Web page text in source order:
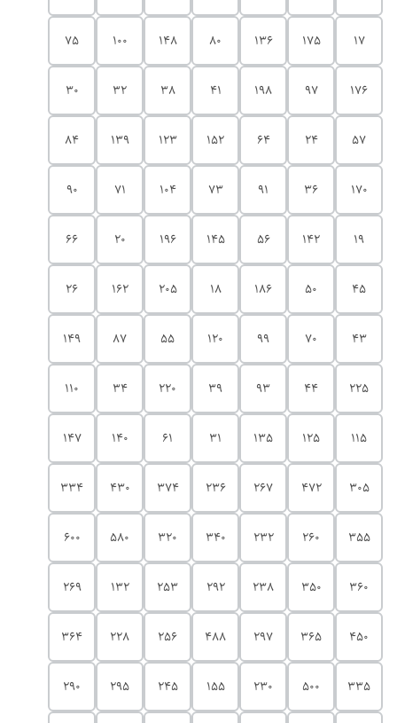
17
175
136
80
148
100
75
176
97
198
41
38
32
30
57
24
64
152
123
139
84
170
36
91
73
104
71
90
19
142
56
145
196
20
66
45
50
186
18
205
162
26
43
70
99
120
55
87
149
225
44
93
39
220
34
110
115
125
135
31
61
140
147
305
472
267
236
374
430
334
355
260
232
340
320
580
600
360
350
238
292
253
132
269
450
365
297
488
256
228
364
335
500
230
155
245
295
290